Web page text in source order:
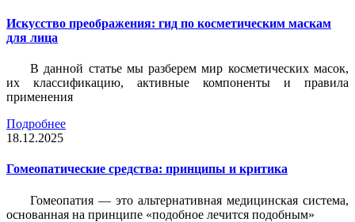
Искусство преображения: гид по косметическим маскам
для лица
В данной статье мы разберем мир косметических масок,
их классификацию, активные компоненты и правила
применения
Подробнее
18.12.2025
Гомеопатические средства: принципы и критика
Гомеопатия — это альтернативная медицинская система,
основанная на принципе «подобное лечится подобным»